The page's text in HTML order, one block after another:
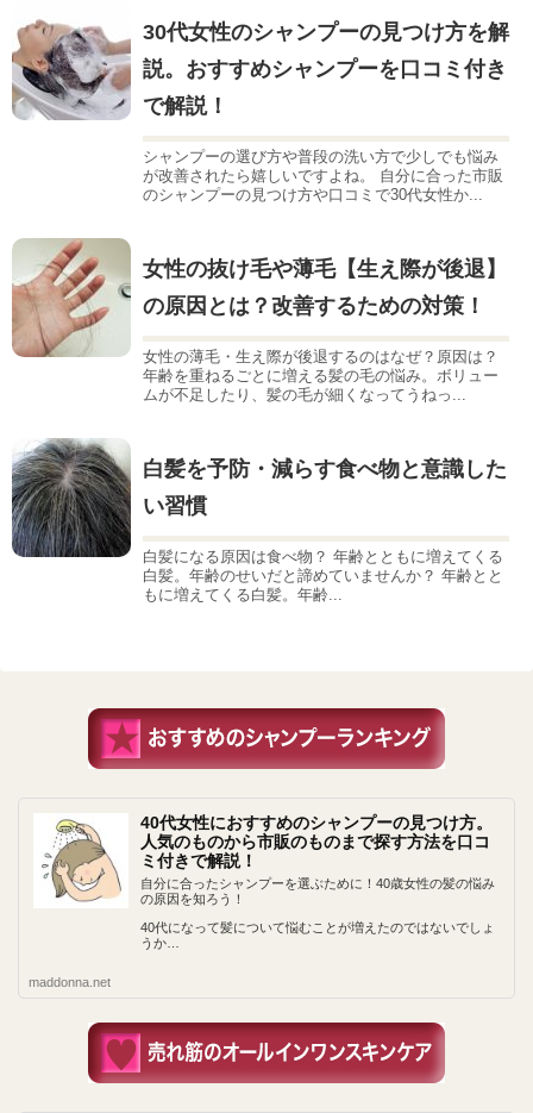
30代女性のシャンプーの見つけ方を解
説。おすすめシャンプーを口コミ付き
で解説！
シャンプーの選び方や普段の洗い方で少しでも悩み
が改善されたら嬉しいですよね。 自分に合った市販
のシャンプーの見つけ方や口コミで30代女性か...
女性の抜け毛や薄毛【生え際が後退】
の原因とは？改善するための対策！
女性の薄毛・生え際が後退するのはなぜ？原因は？
年齢を重ねるごとに増える髪の毛の悩み。ボリュー
ムが不足したり、髪の毛が細くなってうねっ...
白髪を予防・減らす食べ物と意識した
い習慣
白髪になる原因は食べ物？ 年齢とともに増えてくる
白髪。年齢のせいだと諦めていませんか？ 年齢とと
もに増えてくる白髪。年齢...
40代女性におすすめのシャンプーの見つけ方。
人気のものから市販のものまで探す方法を口コ
ミ付きで解説！
自分に合ったシャンプーを選ぶために！40歳女性の髪の悩み
の原因を知ろう！
40代になって髪について悩むことが増えたのではないでしょ
うか…
maddonna.net